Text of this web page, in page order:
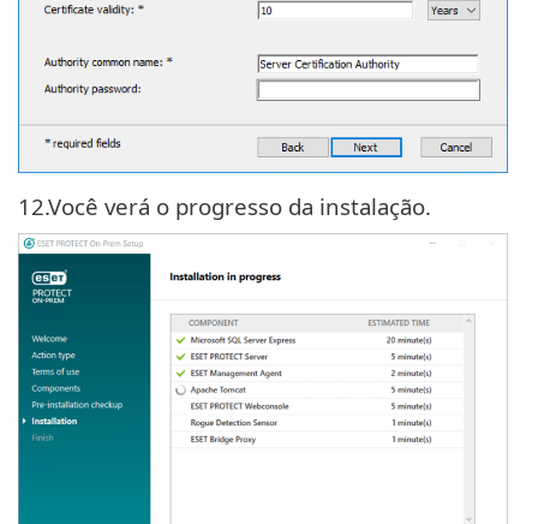
12.Você verá o progresso da instalação.